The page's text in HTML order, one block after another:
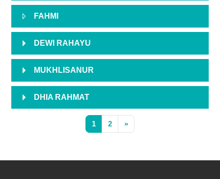
FAHMI
DEWI RAHAYU
MUKHLISANUR
DHIA RAHMAT
1 Halaman 1
2Halaman 2
»Laman selanjutnya